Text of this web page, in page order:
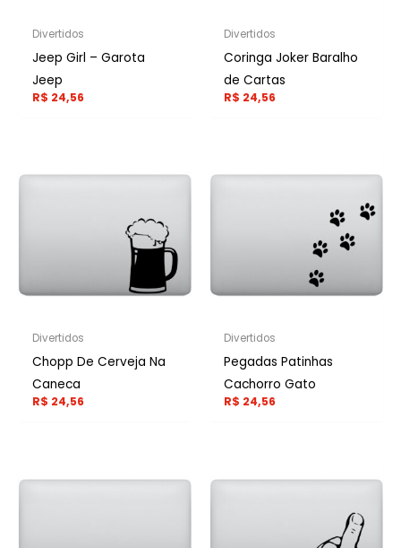
Divertidos
Jeep Girl – Garota
Jeep
R$ 24,56
Divertidos
Coringa Joker Baralho
de Cartas
R$ 24,56
Divertidos
Chopp De Cerveja Na
Caneca
R$ 24,56
Divertidos
Pegadas Patinhas
Cachorro Gato
R$ 24,56